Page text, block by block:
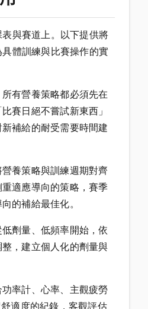
與賽道上。以下提供將
具體訓練與比賽操作的實
所有營養策略都必須先在
賽日絕不嘗試新東西」
補給的耐受需要時間建
營養策略與訓練週期對齊
適應導向的策略，賽季
的補給最佳化。
低劑量、低頻率開始，依
，建立個人化的劑量與
功率計、心率、主觀疲勞
舒適度的紀錄，客觀評估